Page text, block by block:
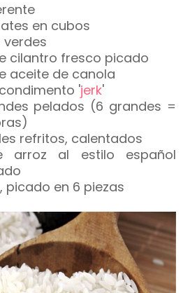
en cubos
verdes
cilantro fresco picado
aceite de canola
'jerk'
pelados (6 grandes =
refritos, calentados
arroz al estilo español
picado en 6 piezas